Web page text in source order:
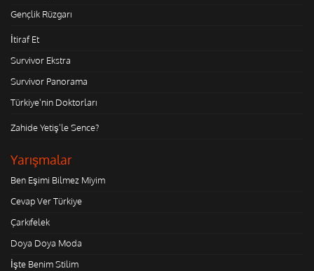
Gençlik Rüzgarı
İtiraf Et
Survivor Ekstra
Survivor Panorama
Türkiye'nin Doktorları
Zahide Yetiş'le Sence?
Yarışmalar
Ben Eşimi Bilmez Miyim
Cevap Ver Türkiye
Çarkıfelek
Doya Doya Moda
İşte Benim Stilim